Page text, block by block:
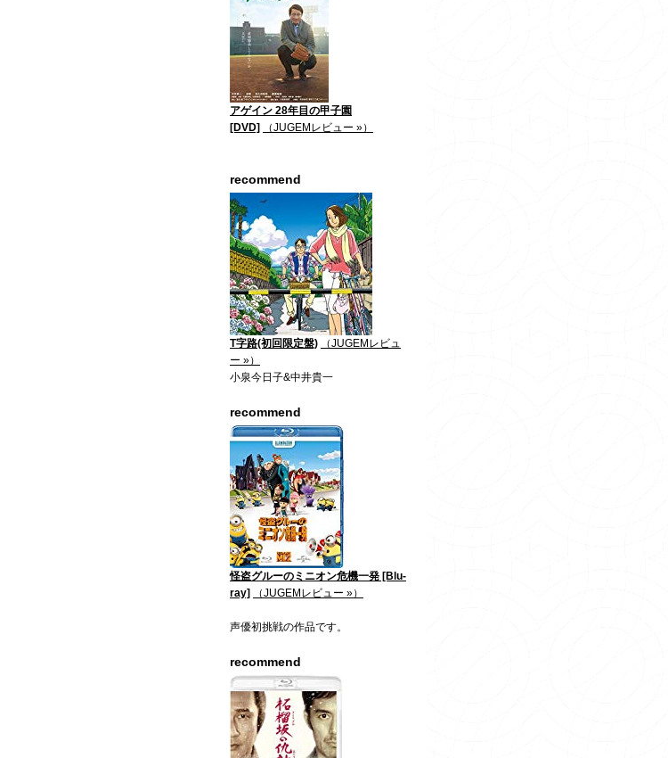
アゲイン 28年目の甲子園
[DVD]
（JUGEMレビュー »）
recommend
T字路(初回限定盤)
（JUGEMレビュ
ー »）
小泉今日子&中井貴一
recommend
怪盗グルーのミニオン危機一発 [Blu-
ray]
（JUGEMレビュー »）
声優初挑戦の作品です。
recommend